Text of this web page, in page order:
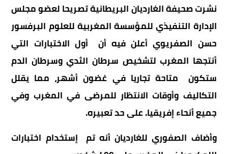
نشرت صحيفة الغارديان البريطانية تصريحا لعضو مجلس
الإدارة التنفيذي للمؤسسة المغربية للعلوم البرفسور
حسن الصفريوي أعلن فيه أن أول الاختبارات التي
أنتجها المغرب لتشخيص سرطان الثدي وسرطان الدم
ستكون متاحة تجاريا في غضون أشهر، مما يقلل
التكاليف وأوقات الانتظار للمرضى في المغرب وفي
جميع أنحاء إفريقيا. على حد تعبيره.
وأضاف الصفوري للغارديان أنه تم إستخدام اختبارات